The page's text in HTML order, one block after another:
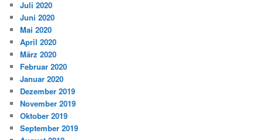
Juli 2020
Juni 2020
Mai 2020
April 2020
März 2020
Februar 2020
Januar 2020
Dezember 2019
November 2019
Oktober 2019
September 2019